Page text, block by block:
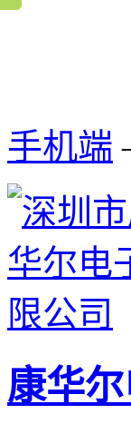
手机端
康华